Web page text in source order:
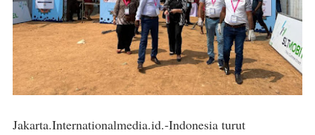
Jakarta.Internationalmedia.id.-Indonesia turut